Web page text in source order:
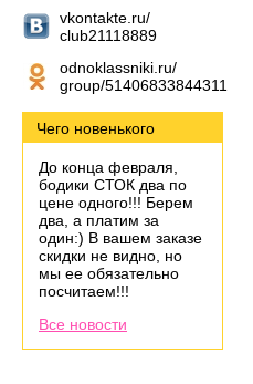
vkontakte.ru/
club21118889
odnoklassniki.ru/
group/51406833844311
Чего новенького
До конца февраля,
бодики СТОК два по
цене одного!!! Берем
два, а платим за
один:) В вашем заказе
скидки не видно, но
мы ее обязательно
посчитаем!!!
Все новости